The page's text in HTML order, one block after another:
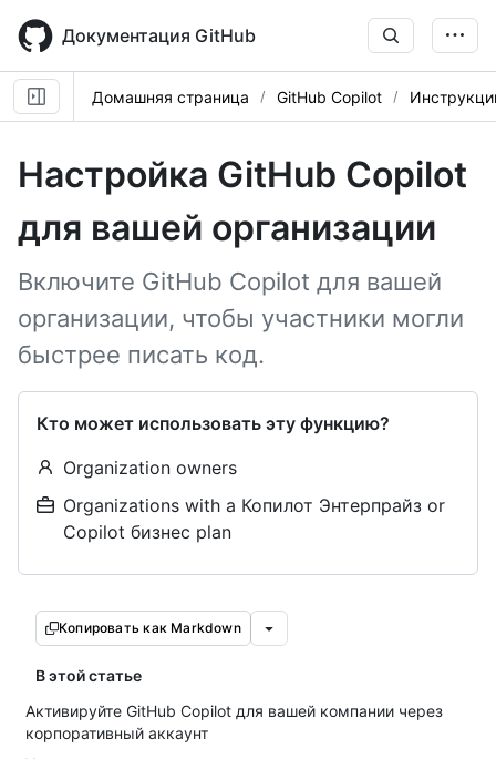
main
content
Документация GitHub
Домашняя страница GitHub Copilot
Настройка GitHub Copilot
для вашей организации
Включите GitHub Copilot для вашей
организации, чтобы участники могли
быстрее писать код.
Кто может использовать эту функцию?
Organization owners
Organizations with a Копилот Энтерпрайз or
Copilot бизнес plan
Копировать как Markdown
В этой статье
Активируйте GitHub Copilot для вашей компании через
корпоративный аккаунт